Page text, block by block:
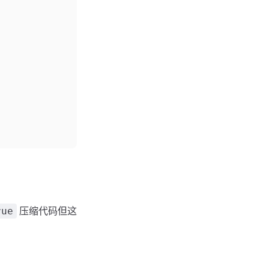
压缩代码但这